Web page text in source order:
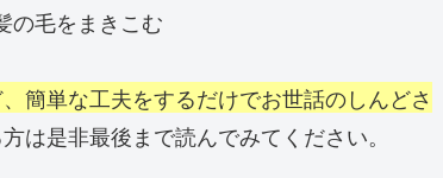
の毛をまきこむ
簡単な工夫をするだけでお世話のしんどさ
は是非最後まで読んでみてください。